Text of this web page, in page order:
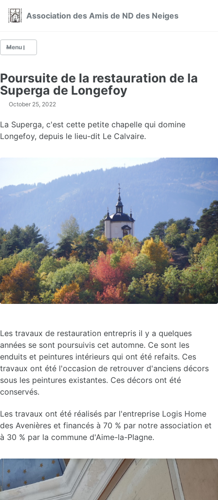
Association des Amis de ND des Neiges
Menu
Qui sommes-nous ?
Actualités
La fête du 5 août à Montgésin
Poursuite de la restauration de la
Superga de Longefoy
October 25, 2022
La Superga, c'est cette petite chapelle qui domine
Longefoy, depuis le lieu-dit Le Calvaire.
Les travaux de restauration entrepris il y a quelques
années se sont poursuivis cet automne. Ce sont les
enduits et peintures intérieurs qui ont été refaits. Ces
travaux ont été l'occasion de retrouver d'anciens décors
sous les peintures existantes. Ces décors ont été
conservés.
Les travaux ont été réalisés par l'entreprise Logis Home
des Avenières et financés à 70 % par notre association et
à 30 % par la commune d'Aime-la-Plagne.